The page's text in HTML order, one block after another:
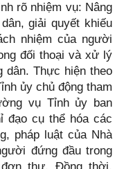
rõ nhiệm vụ: Nâng
giải quyết khiếu
nhiệm của người
đối thoại và xử lý
dân. Thực hiện theo
ủy chủ động tham
vụ Tỉnh ủy ban
đạo cụ thể hóa các
pháp luật của Nhà
đứng đầu trong